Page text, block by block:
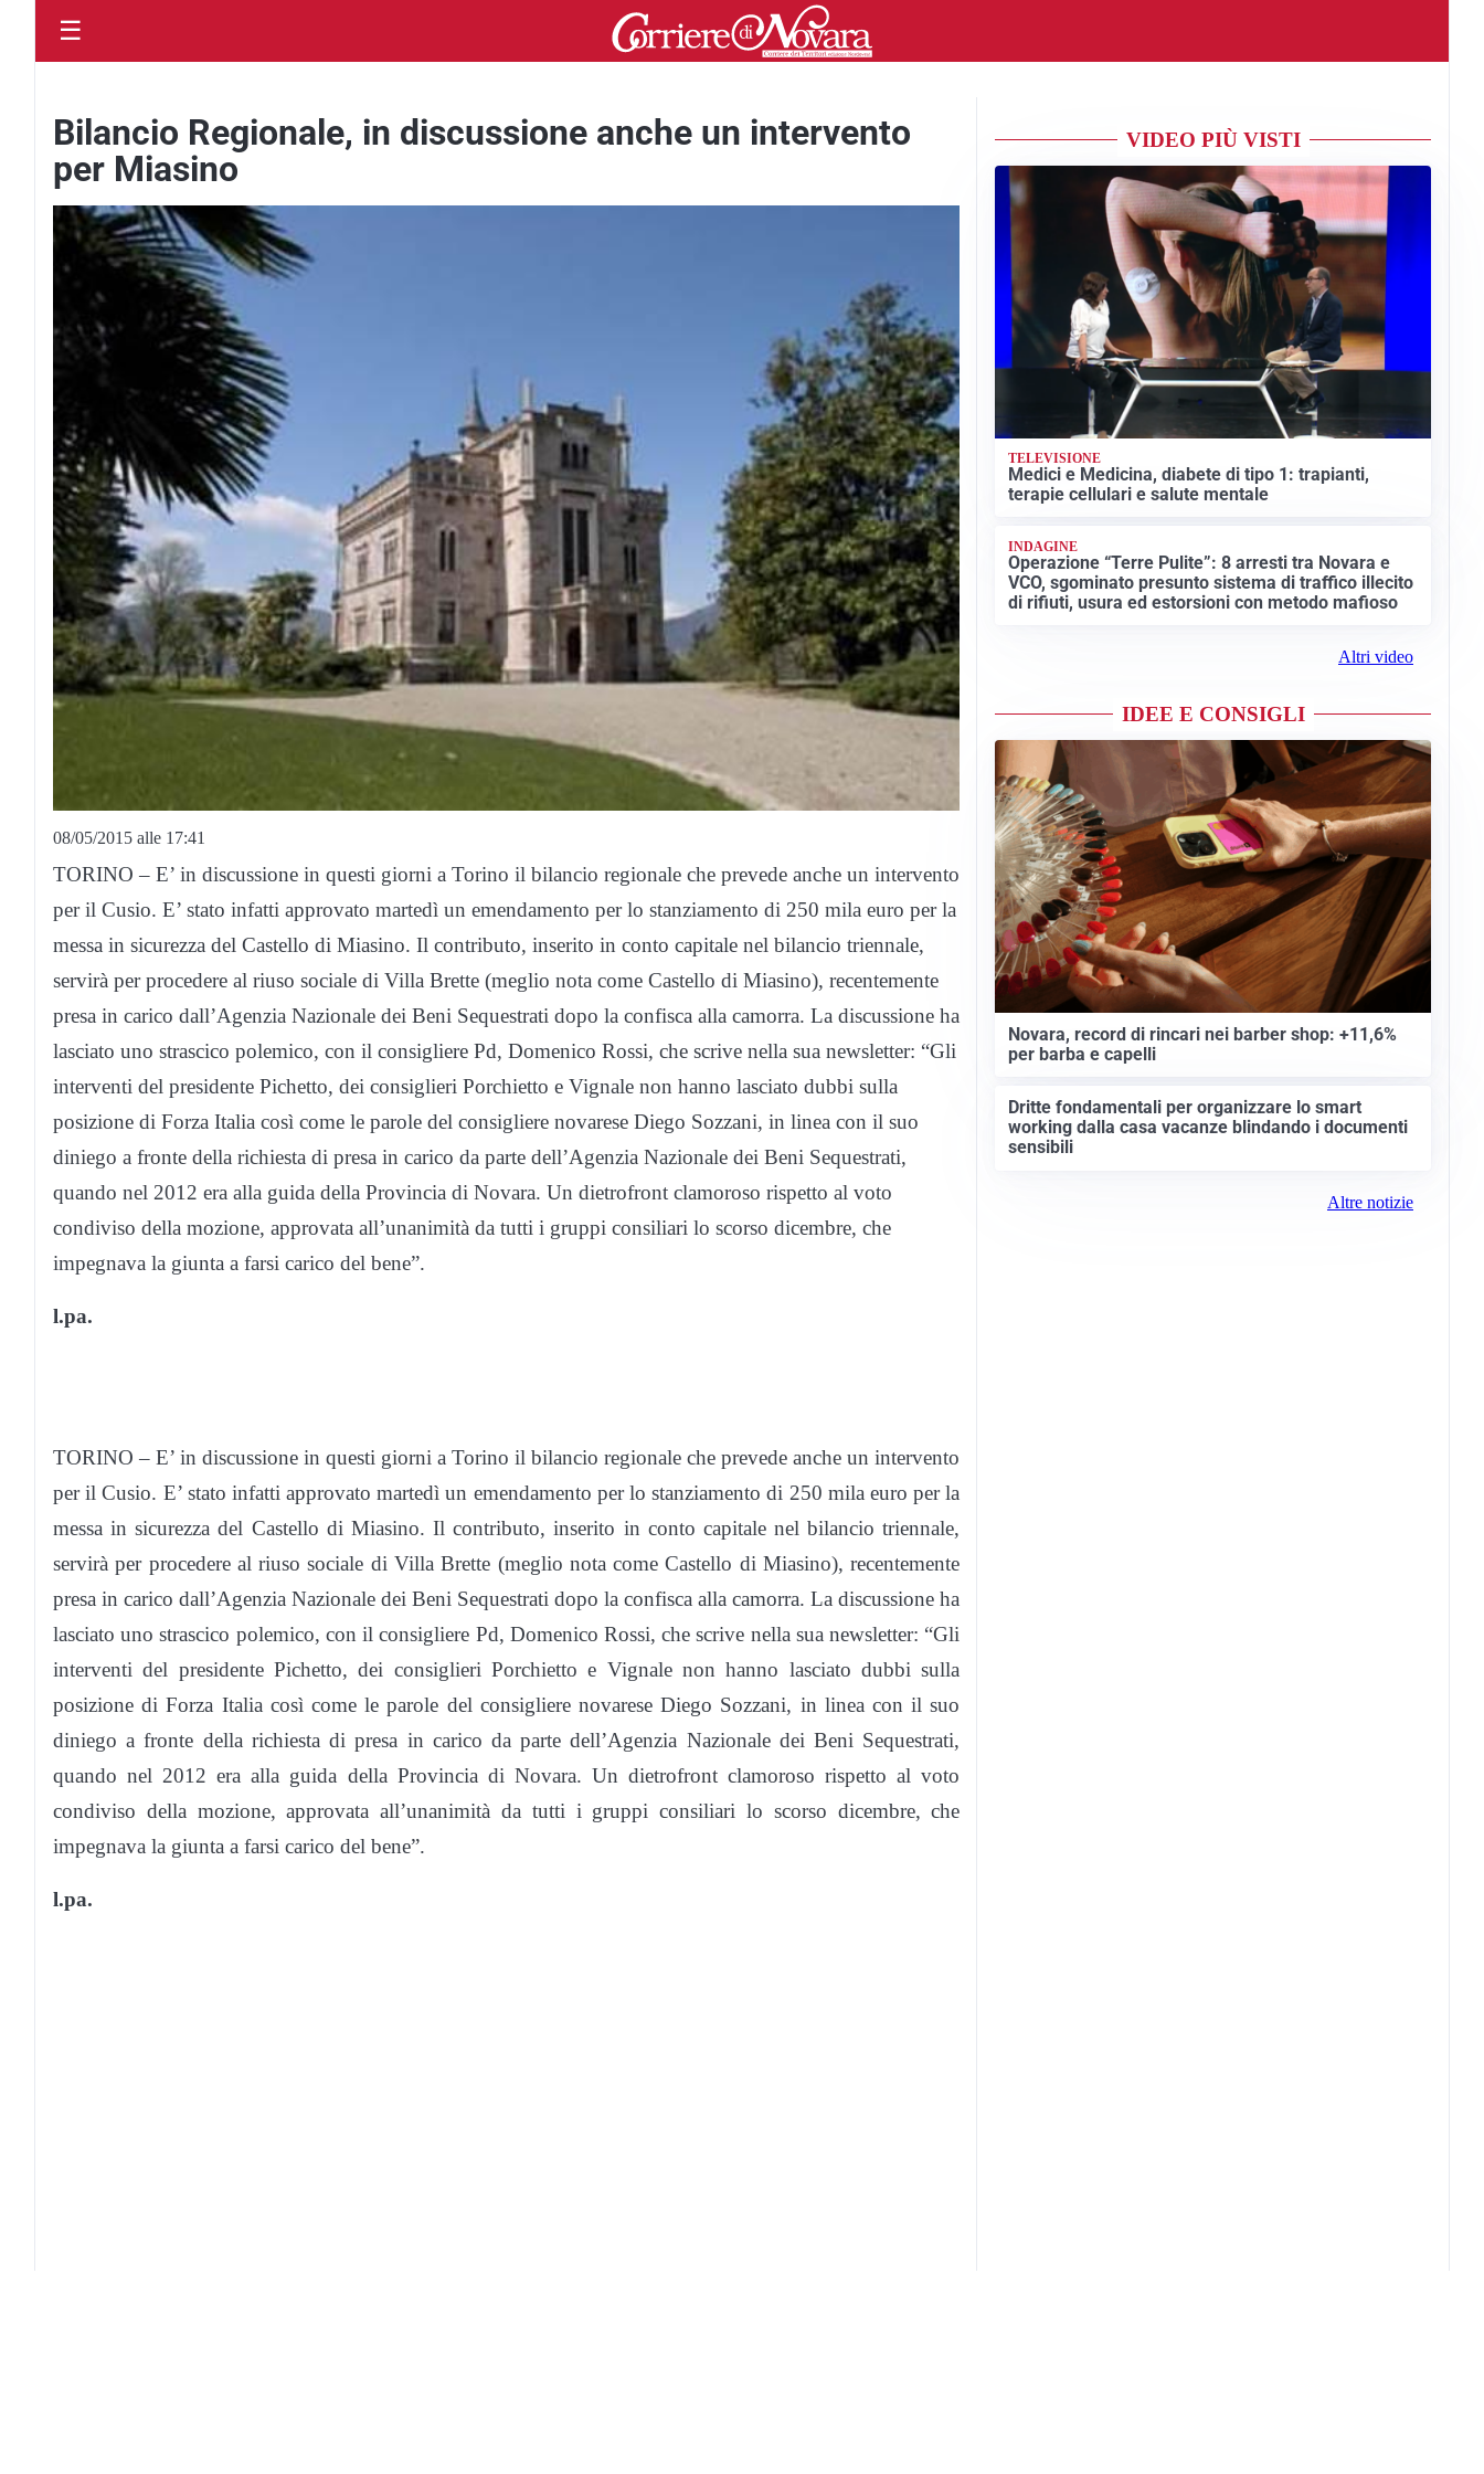
☰
Bilancio Regionale, in discussione anche un intervento
per Miasino
08/05/2015 alle 17:41
TORINO – E’ in discussione in questi giorni a Torino il bilancio regionale che prevede anche un intervento
per il Cusio. E’ stato infatti approvato martedì un emendamento per lo stanziamento di 250 mila euro per la
messa in sicurezza del Castello di Miasino. Il contributo, inserito in conto capitale nel bilancio triennale,
servirà per procedere al riuso sociale di Villa Brette (meglio nota come Castello di Miasino), recentemente
presa in carico dall’Agenzia Nazionale dei Beni Sequestrati dopo la confisca alla camorra. La discussione ha
lasciato uno strascico polemico, con il consigliere Pd, Domenico Rossi, che scrive nella sua newsletter: “Gli
interventi del presidente Pichetto, dei consiglieri Porchietto e Vignale non hanno lasciato dubbi sulla
posizione di Forza Italia così come le parole del consigliere novarese Diego Sozzani, in linea con il suo
diniego a fronte della richiesta di presa in carico da parte dell’Agenzia Nazionale dei Beni Sequestrati,
quando nel 2012 era alla guida della Provincia di Novara. Un dietrofront clamoroso rispetto al voto
condiviso della mozione, approvata all’unanimità da tutti i gruppi consiliari lo scorso dicembre, che
impegnava la giunta a farsi carico del bene”.
l.pa.
TORINO – E’ in discussione in questi giorni a Torino il bilancio regionale che prevede anche un intervento
per il Cusio. E’ stato infatti approvato martedì un emendamento per lo stanziamento di 250 mila euro per la
messa in sicurezza del Castello di Miasino. Il contributo, inserito in conto capitale nel bilancio triennale,
servirà per procedere al riuso sociale di Villa Brette (meglio nota come Castello di Miasino), recentemente
presa in carico dall’Agenzia Nazionale dei Beni Sequestrati dopo la confisca alla camorra. La discussione ha
lasciato uno strascico polemico, con il consigliere Pd, Domenico Rossi, che scrive nella sua newsletter: “Gli
interventi del presidente Pichetto, dei consiglieri Porchietto e Vignale non hanno lasciato dubbi sulla
posizione di Forza Italia così come le parole del consigliere novarese Diego Sozzani, in linea con il suo
diniego a fronte della richiesta di presa in carico da parte dell’Agenzia Nazionale dei Beni Sequestrati,
quando nel 2012 era alla guida della Provincia di Novara. Un dietrofront clamoroso rispetto al voto
condiviso della mozione, approvata all’unanimità da tutti i gruppi consiliari lo scorso dicembre, che
impegnava la giunta a farsi carico del bene”.
l.pa.
VIDEO PIÙ VISTI
TELEVISIONE
Medici e Medicina, diabete di tipo 1: trapianti,
terapie cellulari e salute mentale
INDAGINE
Operazione “Terre Pulite”: 8 arresti tra Novara e
VCO, sgominato presunto sistema di traffico illecito
di rifiuti, usura ed estorsioni con metodo mafioso
Altri video
IDEE E CONSIGLI
Novara, record di rincari nei barber shop: +11,6%
per barba e capelli
Dritte fondamentali per organizzare lo smart
working dalla casa vacanze blindando i documenti
sensibili
Altre notizie